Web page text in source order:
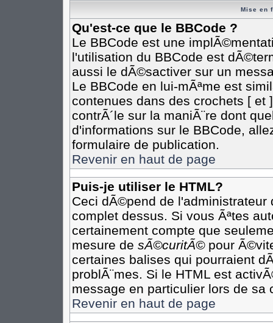
Mise en
Qu'est-ce que le BBCode ?
Le BBCode est une
l'utilisation du BBCode est
aussi le dÃ©sactiver sur un
Le BBCode en lui-mÃªme est
contenues dans des crochets [
contrÃ´le sur la maniÃ¨re dont
d'informations sur le BBCode,
formulaire de publication.
Revenir en haut de page
Puis-je utiliser le HTML?
Ceci dÃ©pend de l'administrateur
complet dessus. Si vous Ãªtes
certainement compte que
mesure de sÃ©curitÃ©pour
certaines balises qui pourraient
problÃ¨mes. Si le HTML est
message en particulier lors de sa
Revenir en haut de page